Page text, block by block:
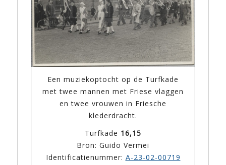
Een muziekoptocht op de Turfkade
met twee mannen met Friese vlaggen
en twee vrouwen in Friesche
klederdracht.
Turfkade 16,15
Bron: Guido Vermei
Identificatienummer: A-23-02-00719